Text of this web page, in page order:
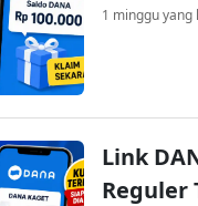
1 minggu yang
Link
Reguler